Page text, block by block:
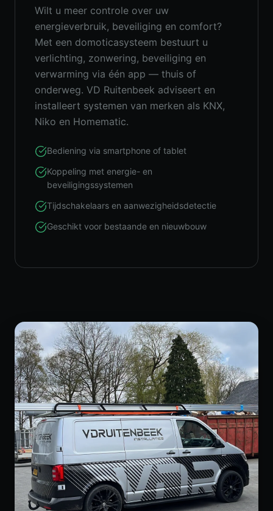
Wilt u meer controle over uw
energieverbruik, beveiliging en comfort?
Met een domoticasysteem bestuurt u
verlichting, zonwering, beveiliging en
verwarming via één app — thuis of
onderweg. VD Ruitenbeek adviseert en
installeert systemen van merken als KNX,
Niko en Homematic.
Bediening via smartphone of tablet
Koppeling met energie- en
beveiligingssystemen
Tijdschakelaars en aanwezigheidsdetectie
Geschikt voor bestaande en nieuwbouw